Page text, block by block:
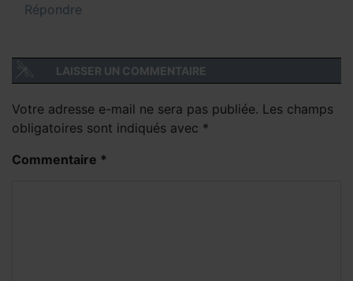
Répondre
LAISSER UN COMMENTAIRE
Votre adresse e-mail ne sera pas publiée. Les champs
obligatoires sont indiqués avec *
Commentaire *